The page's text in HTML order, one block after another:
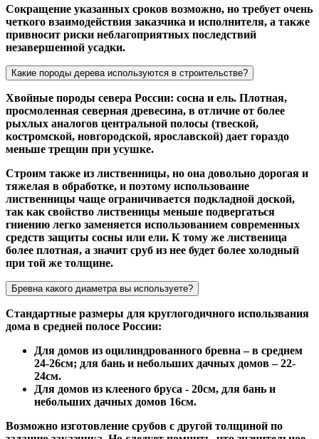
Сокращение указанных сроков возможно, но требует очень
четкого взаимодействия заказчика и исполнителя, а также
привносит риски неблагоприятных последствий
незавершенной усадки.
Какие породы дерева используются в строительстве?
Хвойные породы севера России: сосна и ель. Плотная,
просмоленная северная древесина, в отличие от более
рыхлых аналогов центральной полосы (твеской,
костромской, новгородской, ярославской) дает гораздо
меньше трещин при усушке.
Строим также из лиственницы, но она довольно дорогая и
тяжелая в обработке, и поэтому использование
лиственницы чаще ограничивается подкладной доской,
так как свойство лиственицы меньше подвергаться
гниению легко заменяется использованием современных
средств защиты сосны или ели. К тому же лиственица
более плотная, а значит сруб из нее будет более холодный
при той же толщине.
Бревна какого диаметра вы используете?
Стандартные размеры для круглогодичного использвания
дома в средней полосе России:
Для домов из оцилиндрованного бревна – в среднем
24-26см; для бань и небольших дачных домов – 22-
24см.
Для домов из клееного бруса - 20см, для бань и
небольших дачных домов 16см.
Возможно изготовление срубов с другой толщиной по